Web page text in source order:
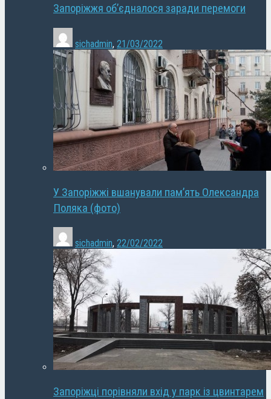
Запоріжжя об’єдналося заради перемоги
sichadmin, 21/03/2022
У Запоріжжі вшанували пам’ять Олександра
Поляка (фото)
sichadmin, 22/02/2022
Запоріжці порівняли вхід у парк із цвинтарем